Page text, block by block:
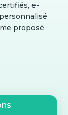
e-
proposé